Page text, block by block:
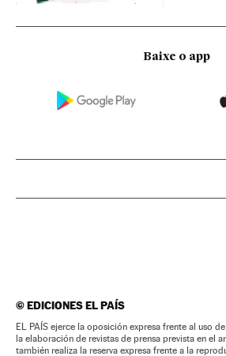
Baixe o app
©EDICIONES EL PAÍS
EL PAÍS ejerce la oposición expresa frente al uso
la elaboración de revistas de prensa prevista en el
también realiza la reserva expresa frente a la